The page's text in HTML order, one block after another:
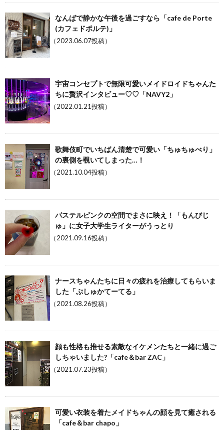
なんばで静かな午後を過ごすなら「cafe de Porte
(カフェドポルテ)」
（2023.06.07投稿）
宇宙コンセプトで無限可愛いメイドロイドちゃんた
ちに贅沢インタビュー♡♡「NAVY2」
（2022.01.21投稿）
歌舞伎町でいちばん清楚で可愛い「ちゅちゅべり」
の裏側を覗いてしまった…！
（2021.10.04投稿）
パステルピンクの空間でまさに映え！「もんびじ
ゅ」に女子大学生ライターがうっとり
（2021.09.16投稿）
ナースちゃんたちに日々の疲れを治療してもらいま
した「ぷしゅかてーてる」
（2021.08.26投稿）
顔も性格も推せる素敵なイケメンたちと一緒に過ご
しちゃいました?「cafe＆bar ZAC」
（2021.07.23投稿）
可愛い衣装を着たメイドちゃんの顔を見て癒される
「cafe＆bar chapo」